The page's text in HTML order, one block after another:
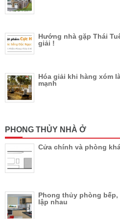
Hướng nhà gặp Thái
giải !
Hóa giải khi hàng xóm
mạnh
PHONG THỦY NHÀ Ở
Cửa chính và phòng
Phong thủy phòng
lập nhau